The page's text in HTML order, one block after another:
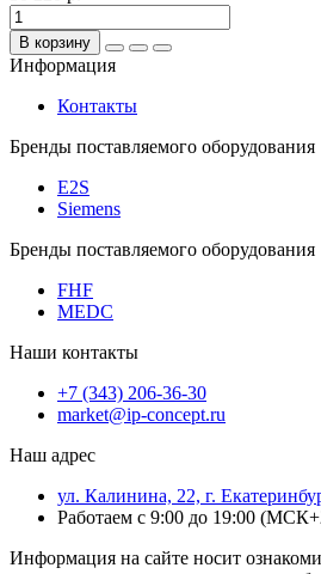
В корзину
Информация
Контакты
Бренды поставляемого оборудования
E2S
Siemens
Бренды поставляемого оборудования
FHF
MEDC
Наши контакты
+7 (343) 206-36-30
market@ip-concept.ru
Наш адрес
ул. Калинина, 22, г.
Работаем с 9:00 до 19:00
Информация на сайте носит